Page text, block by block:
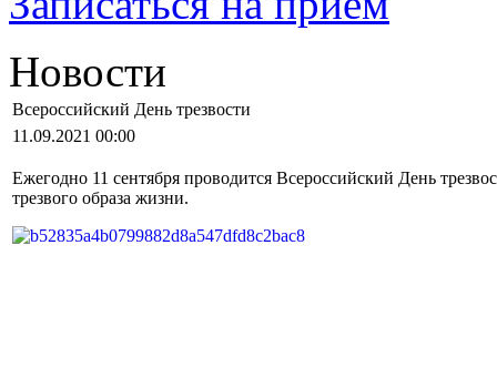
Новости
Всероссийский День трезвости
11.09.2021 00:00
Ежегодно 11 сентября проводится Всероссийский День
трезвого образа жизни.